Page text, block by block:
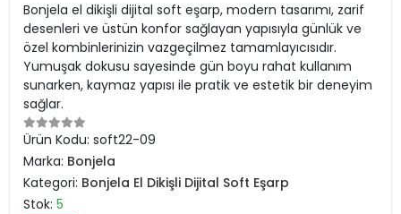
Bonjela el dikişli dijital soft eşarp, modern tasarımı, zarif
desenleri ve üstün konfor sağlayan yapısıyla günlük ve
özel kombinlerinizin vazgeçilmez tamamlayıcısıdır.
Yumuşak dokusu sayesinde gün boyu rahat kullanım
sunarken, kaymaz yapısı ile pratik ve estetik bir deneyim
sağlar.
Ürün Kodu: soft22-09
Marka: Bonjela
Kategori: Bonjela El Dikişli Dijital Soft Eşarp
Stok: 5